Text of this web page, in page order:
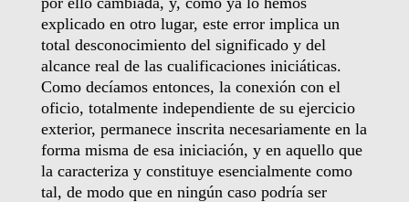
explicado en otro lugar, este error implica un
total desconocimiento del significado y del
alcance real de las cualificaciones iniciáticas.
Como decíamos entonces, la conexión con el
oficio, totalmente independiente de su ejercicio
exterior, permanece inscrita necesariamente en la
forma misma de esa iniciación, y en aquello que
la caracteriza y constituye esencialmente como
tal, de modo que en ningún caso podría ser